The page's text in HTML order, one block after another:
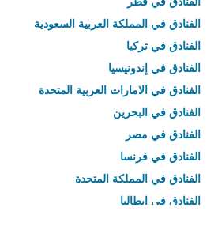
الفنادق في المملكة العربية السعودية
الفنادق في تركيا
الفنادق في إندونيسيا
الفنادق في الامارات العربية المتحدة
الفنادق في البحرين
الفنادق في مصر
الفنادق في فرنسا
الفنادق في المملكة المتحدة
الفنادق في إيطاليا